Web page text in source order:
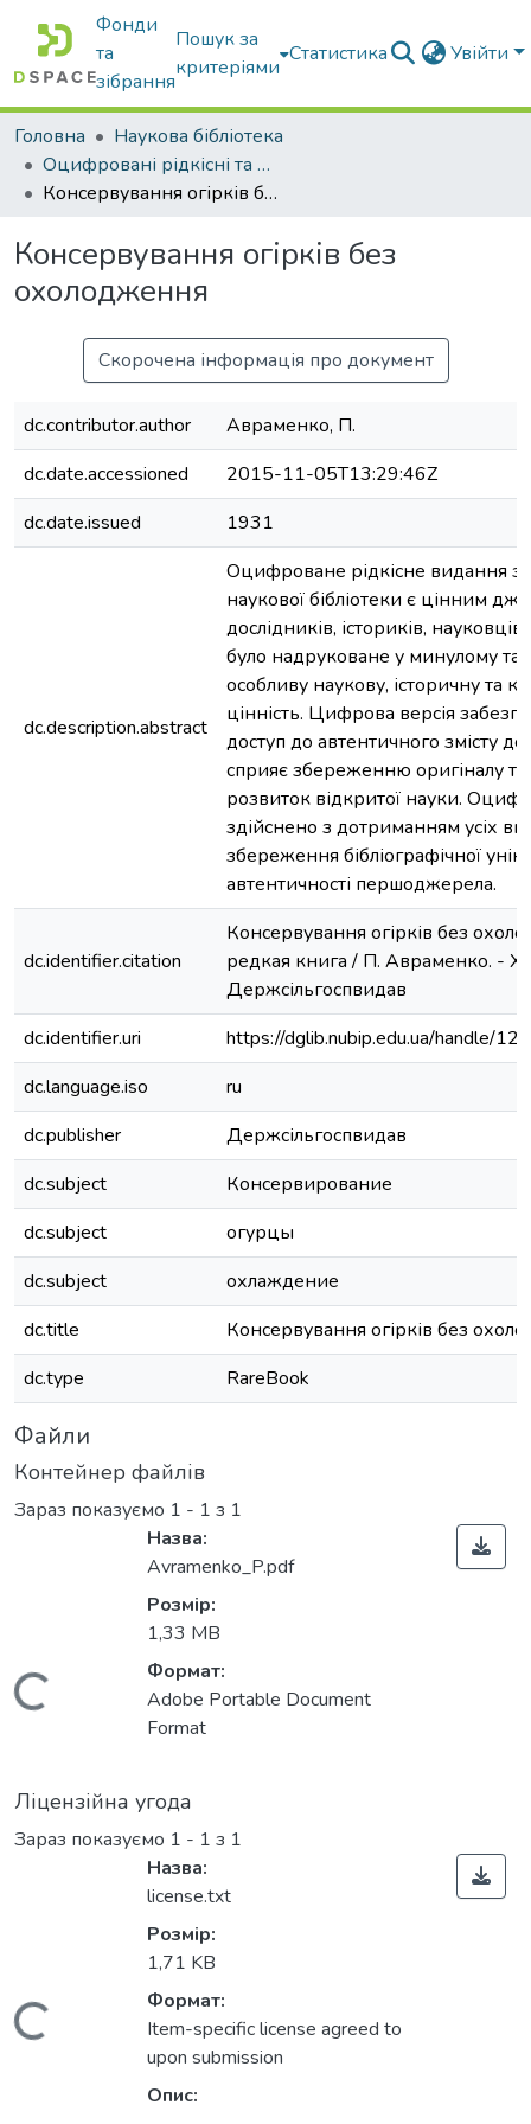
Фонди
та
зібрання
Пошук за
критеріями
Статистика Увійти
Головна
Наукова бібліотека
Оцифровані рідкісні та цінні видання з фонду наукової бібліотеки
Консервування огірків без охолодження
Консервування огірків без
охолодження
Скорочена інформація про документ
dc.contributor.author
Авраменко, П.
dc.date.accessioned
2015-11-05T13:29:46Z
dc.date.issued
1931
dc.description.abstract
Оцифроване рідкісне видання з
наукової бібліотеки є цінним
дослідників, істориків,
було надруковане у минулому та
особливу наукову, історичну та
цінність. Цифрова версія
доступ до автентичного змісту
сприяє збереженню оригіналу та
розвиток відкритої науки.
здійснено з дотриманням усіх
збереження бібліографічної
автентичності першоджерела.
dc.identifier.citation
Консервування огірків без
редкая книга / П. Авраменко. -
Держсільгоспвидав
dc.identifier.uri
https://dglib.nubip.edu.ua/handle/
dc.language.iso
ru
dc.publisher
Держсільгоспвидав
dc.subject
Консервирование
dc.subject
огурцы
dc.subject
охлаждение
dc.title
Консервування огірків без
dc.type
RareBook
Файли
Контейнер файлів
Зараз показуємо 1 - 1 з 1
Вантажиться...
Назва:
Avramenko_P.pdf
Розмір:
1,33 MB
Формат:
Adobe Portable Document
Format
Ліцензійна угода
Зараз показуємо 1 - 1 з 1
Вантажиться...
Назва:
license.txt
Розмір:
1,71 KB
Формат:
Item-specific license agreed to
upon submission
Опис: